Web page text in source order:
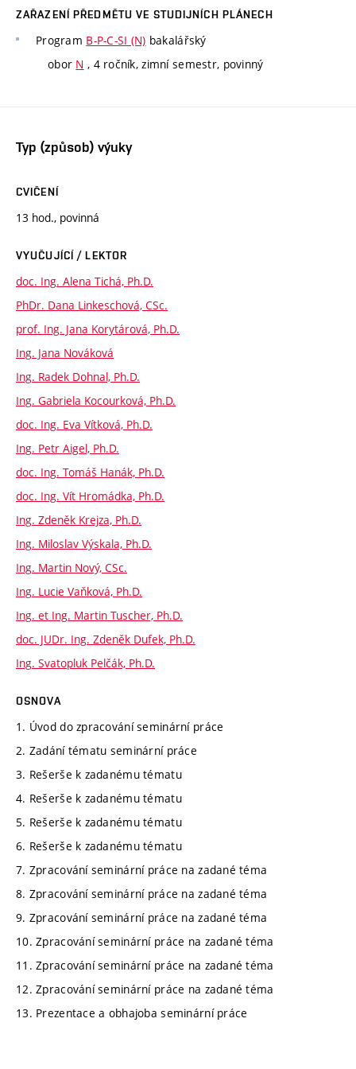
ZAŘAZENÍ PŘEDMĚTU VE STUDIJNÍCH PLÁNECH
Program B-P-C-SI (N) bakalářský
obor N , 4 ročník, zimní semestr, povinný
Typ (způsob) výuky
CVIČENÍ
13 hod., povinná
VYUČUJÍCÍ / LEKTOR
doc. Ing. Alena Tichá, Ph.D.
PhDr. Dana Linkeschová, CSc.
prof. Ing. Jana Korytárová, Ph.D.
Ing. Jana Nováková
Ing. Radek Dohnal, Ph.D.
Ing. Gabriela Kocourková, Ph.D.
doc. Ing. Eva Vítková, Ph.D.
Ing. Petr Aigel, Ph.D.
doc. Ing. Tomáš Hanák, Ph.D.
doc. Ing. Vít Hromádka, Ph.D.
Ing. Zdeněk Krejza, Ph.D.
Ing. Miloslav Výskala, Ph.D.
Ing. Martin Nový, CSc.
Ing. Lucie Vaňková, Ph.D.
Ing. et Ing. Martin Tuscher, Ph.D.
doc. JUDr. Ing. Zdeněk Dufek, Ph.D.
Ing. Svatopluk Pelčák, Ph.D.
OSNOVA
1. Úvod do zpracování seminární práce
2. Zadání tématu seminární práce
3. Rešerše k zadanému tématu
4. Rešerše k zadanému tématu
5. Rešerše k zadanému tématu
6. Rešerše k zadanému tématu
7. Zpracování seminární práce na zadané téma
8. Zpracování seminární práce na zadané téma
9. Zpracování seminární práce na zadané téma
10. Zpracování seminární práce na zadané téma
11. Zpracování seminární práce na zadané téma
12. Zpracování seminární práce na zadané téma
13. Prezentace a obhajoba seminární práce